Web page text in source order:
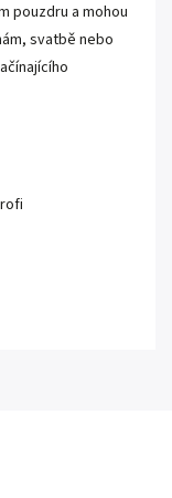
pouzdru a mohou
svatbě nebo